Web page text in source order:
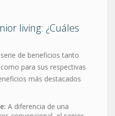
living: ¿Cuáles
de beneficios tanto
para sus respectivas
más destacados
A diferencia de una